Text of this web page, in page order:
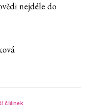
nejdéle do
článek